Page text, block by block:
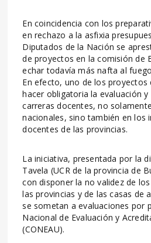
En coincidencia con los
en rechazo a la asfixia
Diputados de la Nación se
de proyectos en la comisión de
echar todavía más nafta al
En efecto, uno de los proyectos
hacer obligatoria la evaluación
carreras docentes, no
nacionales, sino también en los
docentes de las provincias.
La iniciativa, presentada por la
Tavela (UCR de la provincia de
con disponer la no validez de
las provincias y de las casas de
se sometan a evaluaciones por
Nacional de Evaluación y
(CONEAU).